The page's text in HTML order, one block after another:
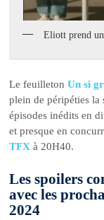
Eliott prend
Le feuilletonUn si
plein de péripéties la
épisodes inédits en
et presque en
TFX à 20H40.
Les spoilers
avec les
2024